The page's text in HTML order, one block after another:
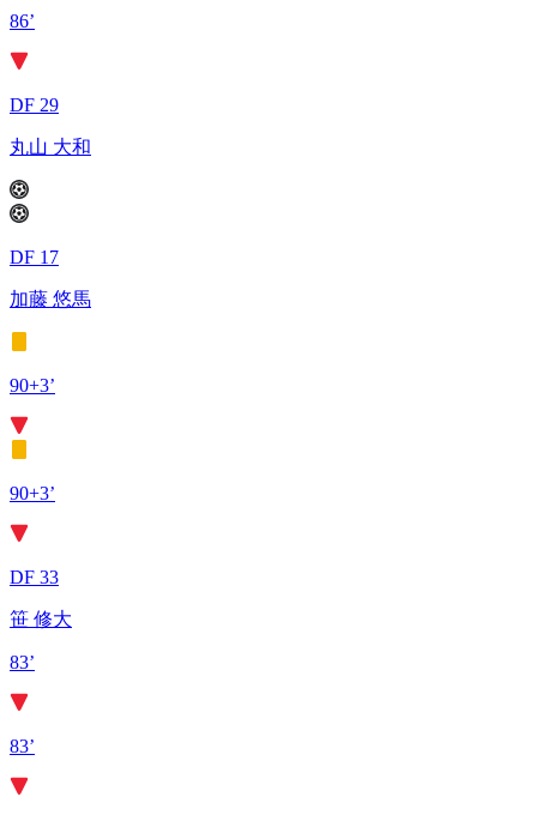
86’
DF 29
丸山 大和
DF 17
加藤 悠馬
90+3’
90+3’
DF 33
笹 修大
83’
83’